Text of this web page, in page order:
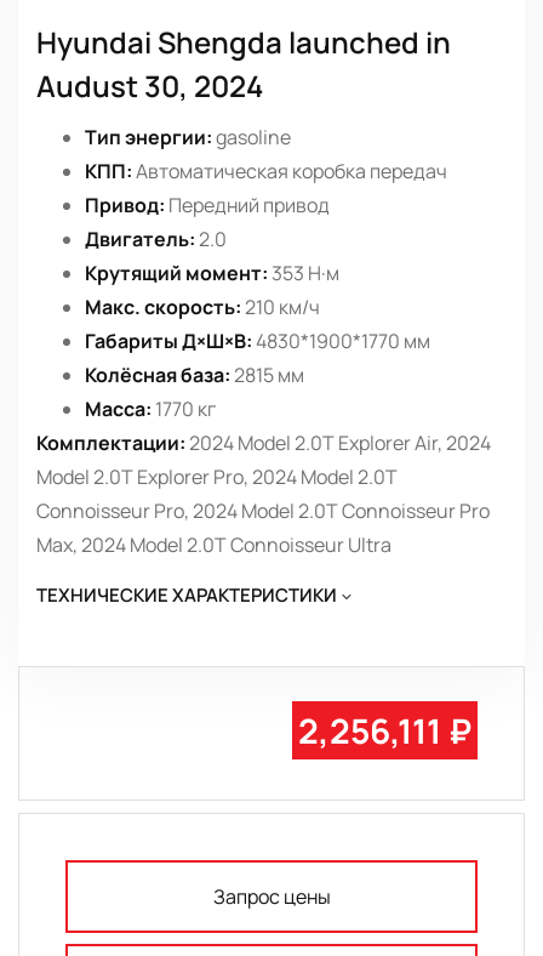
Hyundai Shengda launched in
Audust 30, 2024
Тип энергии:gasoline
КПП:Автоматическая коробка передач
Привод: Передний привод
Двигатель:2.0
Крутящий момент: 353 Н·м
Макс. скорость:210 км/ч
Габариты Д×Ш×В: 4830*1900*1770 мм
Колёсная база:2815 мм
Масса: 1770 кг
Комплектации:2024 Model 2.0T Explorer Air, 2024
Model 2.0T Explorer Pro, 2024 Model 2.0T
Connoisseur Pro, 2024 Model 2.0T Connoisseur Pro
Max, 2024 Model 2.0T Connoisseur Ultra
ТЕХНИЧЕСКИЕ ХАРАКТЕРИСТИКИ
2,256,111 ₽
Запрос цены